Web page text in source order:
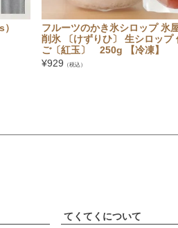
フルーツのかき氷シロップ 氷
削氷 〔けずりひ〕 生シロップ
ご〔紅玉〕 250g 【冷凍】
¥929 （税込）
てくてくについて